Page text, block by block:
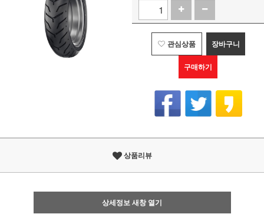
관심상품 장바구니
구매하기
상품리뷰
상세정보 새창 열기